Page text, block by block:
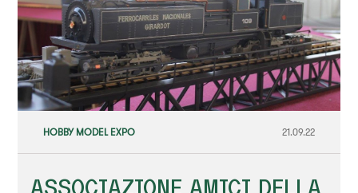
HOBBY MODEL EXPO 21.09.22
ASSOCIAZIONE AMICI DELLA